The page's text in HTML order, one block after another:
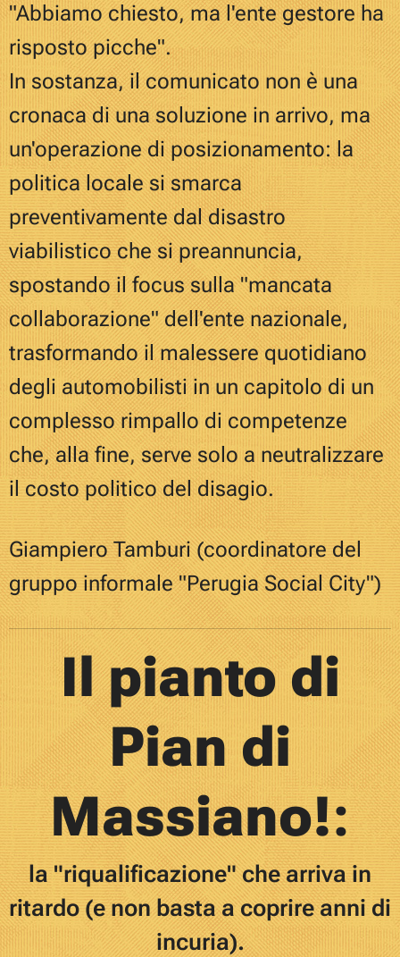
"Abbiamo chiesto, ma l'ente gestore ha
risposto picche".
In sostanza, il comunicato non è una
cronaca di una soluzione in arrivo, ma
un'operazione di posizionamento: la
politica locale si smarca
preventivamente dal disastro
viabilistico che si preannuncia,
spostando il focus sulla "mancata
collaborazione" dell'ente nazionale,
trasformando il malessere quotidiano
degli automobilisti in un capitolo di un
complesso rimpallo di competenze
che, alla fine, serve solo a neutralizzare
il costo politico del disagio.
Giampiero Tamburi (coordinatore del
gruppo informale "Perugia Social City")
Il pianto di
Pian di
Massiano!:
la "riqualificazione" che arriva in
ritardo (e non basta a coprire anni di
incuria).